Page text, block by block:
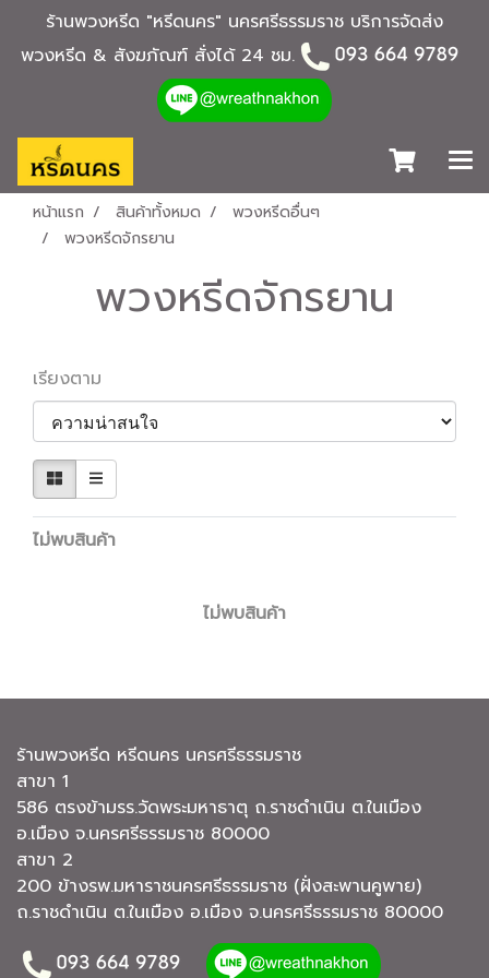
ร้านพวงหรีด "หรีดนคร" นครศรีธรรมราช บริการจัดส่ง
พวงหรีด & สังฆภัณฑ์ สั่งได้ 24 ชม.
หน้าแรก สินค้าทั้งหมด
พวงหรีดอื่นๆ
พวงหรีดจักรยาน
พวงหรีดจักรยาน
เรียงตาม
ไม่พบสินค้า
ไม่พบสินค้า
ร้านพวงหรีด หรีดนคร นครศรีธรรมราช
สาขา 1
586 ตรงข้ามรร.วัดพระมหาธาตุ ถ.ราชดำเนิน ต.ในเมือง
อ.เมือง จ.นครศรีธรรมราช 80000
สาขา 2
200 ข้างรพ.มหาราชนครศรีธรรมราช (ฝั่งสะพานคูพาย)
ถ.ราชดำเนิน ต.ในเมือง อ.เมือง จ.นครศรีธรรมราช 80000